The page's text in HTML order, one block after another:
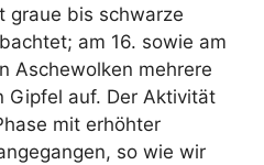
graue bis schwarze
am 16. sowie am
Aschewolken mehrere
auf. Der Aktivität
mit erhöhter
so wie wir